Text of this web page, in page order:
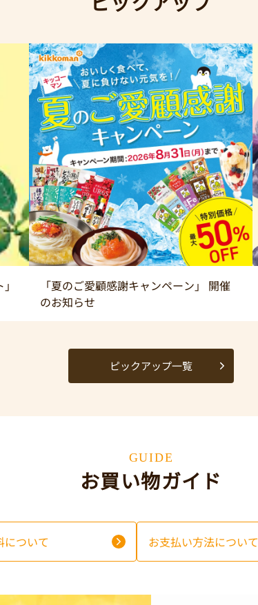
「夏のご愛顧感謝キャンペーン」 開催
のお知らせ
ピックアップ一覧
GUIDE
お買い物ガイド
について お支払い方法について